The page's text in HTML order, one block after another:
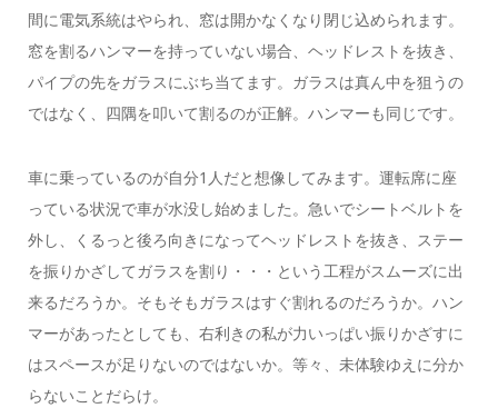
間に電気系統はやられ、窓は開かなくなり閉じ込められます。
窓を割るハンマーを持っていない場合、ヘッドレストを抜き、
パイプの先をガラスにぶち当てます。ガラスは真ん中を狙うの
ではなく、四隅を叩いて割るのが正解。ハンマーも同じです。
車に乗っているのが自分1人だと想像してみます。運転席に座
っている状況で車が水没し始めました。急いでシートベルトを
外し、くるっと後ろ向きになってヘッドレストを抜き、ステー
を振りかざしてガラスを割り・・・という工程がスムーズに出
来るだろうか。そもそもガラスはすぐ割れるのだろうか。ハン
マーがあったとしても、右利きの私が力いっぱい振りかざすに
はスペースが足りないのではないか。等々、未体験ゆえに分か
らないことだらけ。